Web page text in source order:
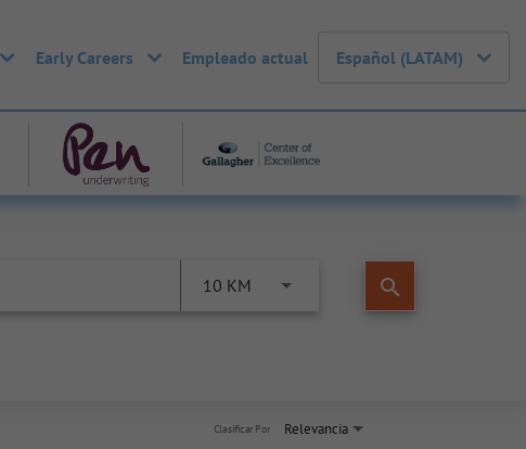
Early Careers Empleado actual Español (LATAM)
10 KM search
Relevancia
Clasificar Por